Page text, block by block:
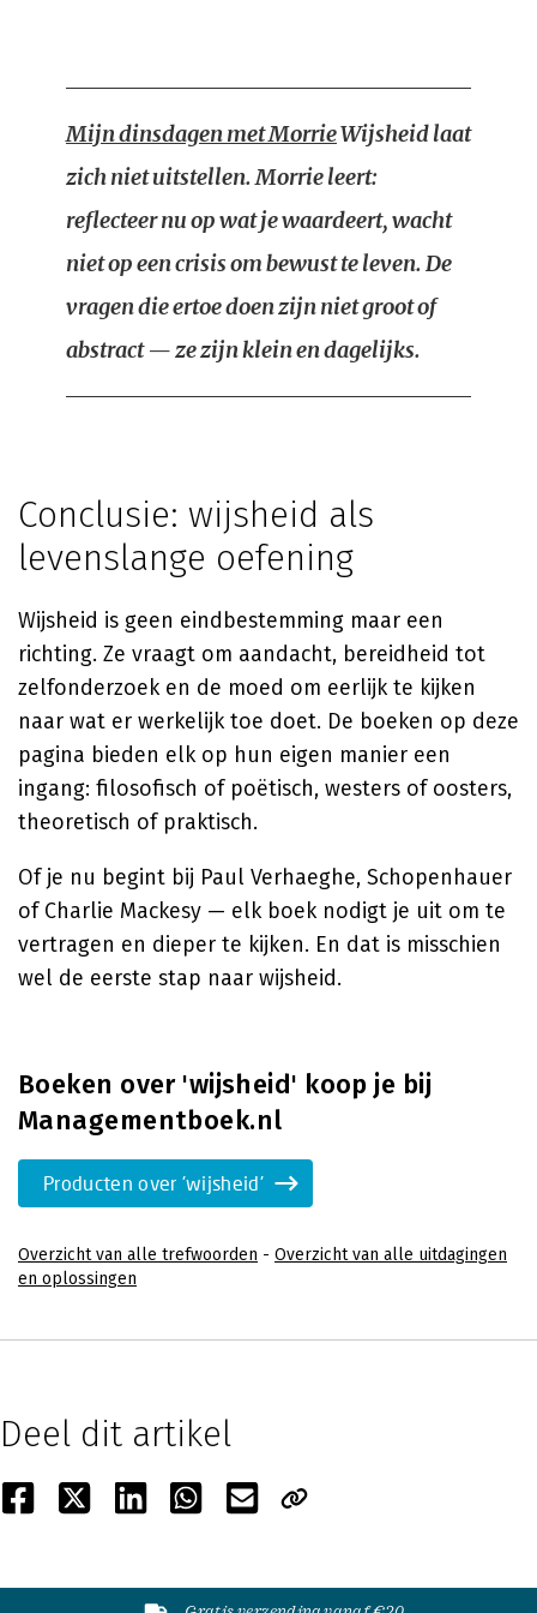
Mijn dinsdagen met MorrieWijsheid laat
zich niet uitstellen. Morrie leert:
reflecteer nu op wat je waardeert, wacht
niet op een crisis om bewust te leven. De
vragen die ertoe doen zijn niet groot of
abstract — ze zijn klein en dagelijks.
Conclusie: wijsheid als
levenslange oefening
Wijsheid is geen eindbestemming maar een
richting. Ze vraagt om aandacht, bereidheid tot
zelfonderzoek en de moed om eerlijk te kijken
naar wat er werkelijk toe doet. De boeken op deze
pagina bieden elk op hun eigen manier een
ingang: filosofisch of poëtisch, westers of oosters,
theoretisch of praktisch.
Of je nu begint bij Paul Verhaeghe, Schopenhauer
of Charlie Mackesy — elk boek nodigt je uit om te
vertragen en dieper te kijken. En dat is misschien
wel de eerste stap naar wijsheid.
Boeken over 'wijsheid' koop je bij
Managementboek.nl
Producten over 'wijsheid'
Overzicht van alle trefwoorden - Overzicht van alle uitdagingen
en oplossingen
Deel dit artikel